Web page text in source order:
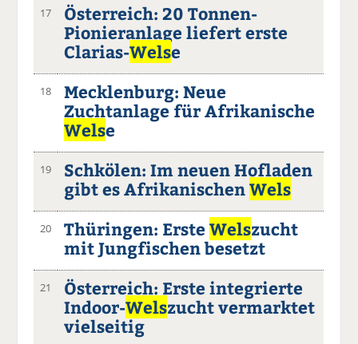
17
Österreich: 20 Tonnen-
Pionieranlage liefert erste
Clarias-Welse
18
Mecklenburg: Neue
Zuchtanlage für Afrikanische
Welse
19
Schkölen: Im neuen Hofladen
gibt es AfrikanischenWels
20 Thüringen: ErsteWelszucht
mit Jungfischen besetzt
21
Österreich: Erste integrierte
Indoor-Welszucht vermarktet
vielseitig